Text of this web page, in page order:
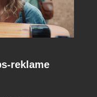
reklame